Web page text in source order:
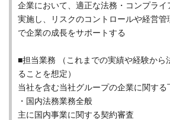
企業において、適正な法務・コンプライ
実施し、リスクのコントロールや経営管
で企業の成長をサポートする
■担当業務 （これまでの実績や経験から
ることを想定）
当社を含む当社グループの企業に関する
・国内法務業務全般
主に国内事業に関する契約審査